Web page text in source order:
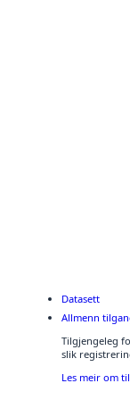
Datasett
Allmenn
Tilgjengeleg
slik
Les meir om